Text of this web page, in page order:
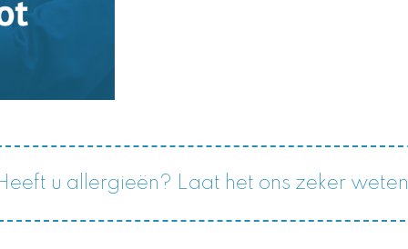
u allergieën? Laat het ons zeker